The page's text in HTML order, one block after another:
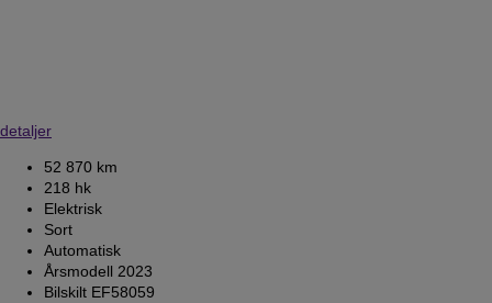
detaljer
52 870 km
218 hk
Elektrisk
Sort
Automatisk
Årsmodell 2023
Bilskilt EF58059